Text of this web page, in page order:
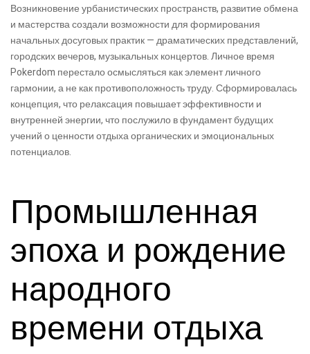
Возникновение урбанистических пространств, развитие обмена
и мастерства создали возможности для формирования
начальных досуговых практик — драматических представлений,
городских вечеров, музыкальных концертов. Личное время
Pokerdom перестало осмысляться как элемент личного
гармонии, а не как противоположность труду. Сформировалась
концепция, что релаксация повышает эффективности и
внутренней энергии, что послужило в фундамент будущих
учений о ценности отдыха органических и эмоциональных
потенциалов.
Промышленная
эпоха и рождение
народного
времени отдыха